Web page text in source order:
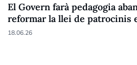
El Govern farà pedagogia
reformar la llei de patrocinis
18.06.26